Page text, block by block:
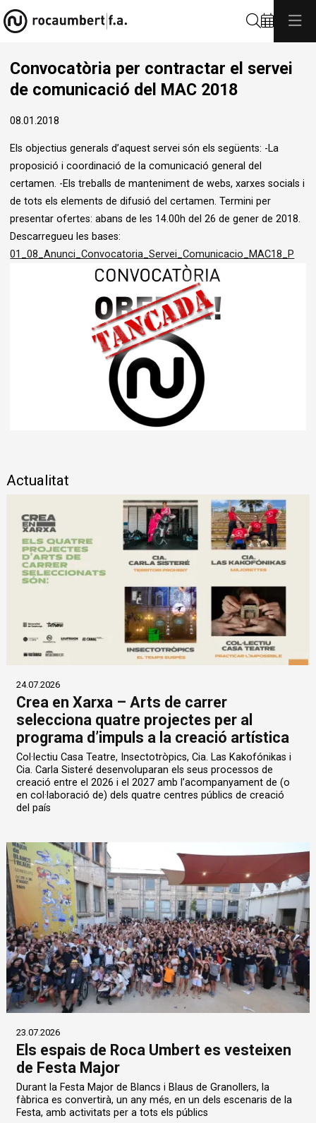
Convocatòria per contractar el servei
de comunicació del MAC 2018
08.01.2018
Els objectius generals d’aquest servei són els següents: -La
proposició i coordinació de la comunicació general del
certamen. -Els treballs de manteniment de webs, xarxes socials i
de tots els elements de difusió del certamen. Termini per
presentar ofertes: abans de les 14.00h del 26 de gener de 2018.
Descarregueu les bases:
01_08_Anunci_Convocatoria_Servei_Comunicacio_MAC18_P
Actualitat
24.07.2026
Crea en Xarxa – Arts de carrer
selecciona quatre projectes per al
programa d’impuls a la creació artística
Col·lectiu Casa Teatre, Insectotròpics, Cia. Las Kakofónikas i
Cia. Carla Sisteré desenvoluparan els seus processos de
creació entre el 2026 i el 2027 amb l’acompanyament de (o
en col·laboració de) dels quatre centres públics de creació
del país
23.07.2026
Els espais de Roca Umbert es vesteixen
de Festa Major
Durant la Festa Major de Blancs i Blaus de Granollers, la
fàbrica es convertirà, un any més, en un dels escenaris de la
Festa, amb activitats per a tots els públics